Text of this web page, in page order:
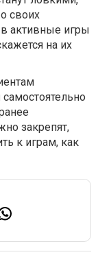
своих
в активные игры
на их
закрепят,
к играм, как